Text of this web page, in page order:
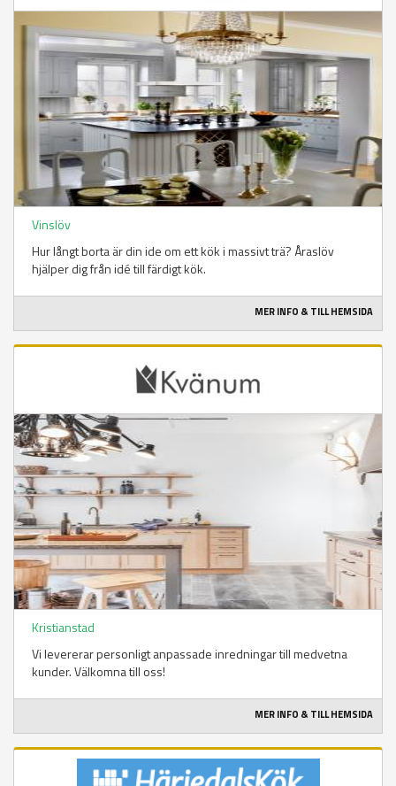
Vinslöv
Hur långt borta är din ide om ett kök i massivt trä? Åraslöv
hjälper dig från idé till färdigt kök.
MER INFO & TILL HEMSIDA
Kristianstad
Vi levererar personligt anpassade inredningar till medvetna
kunder. Välkomna till oss!
MER INFO & TILL HEMSIDA